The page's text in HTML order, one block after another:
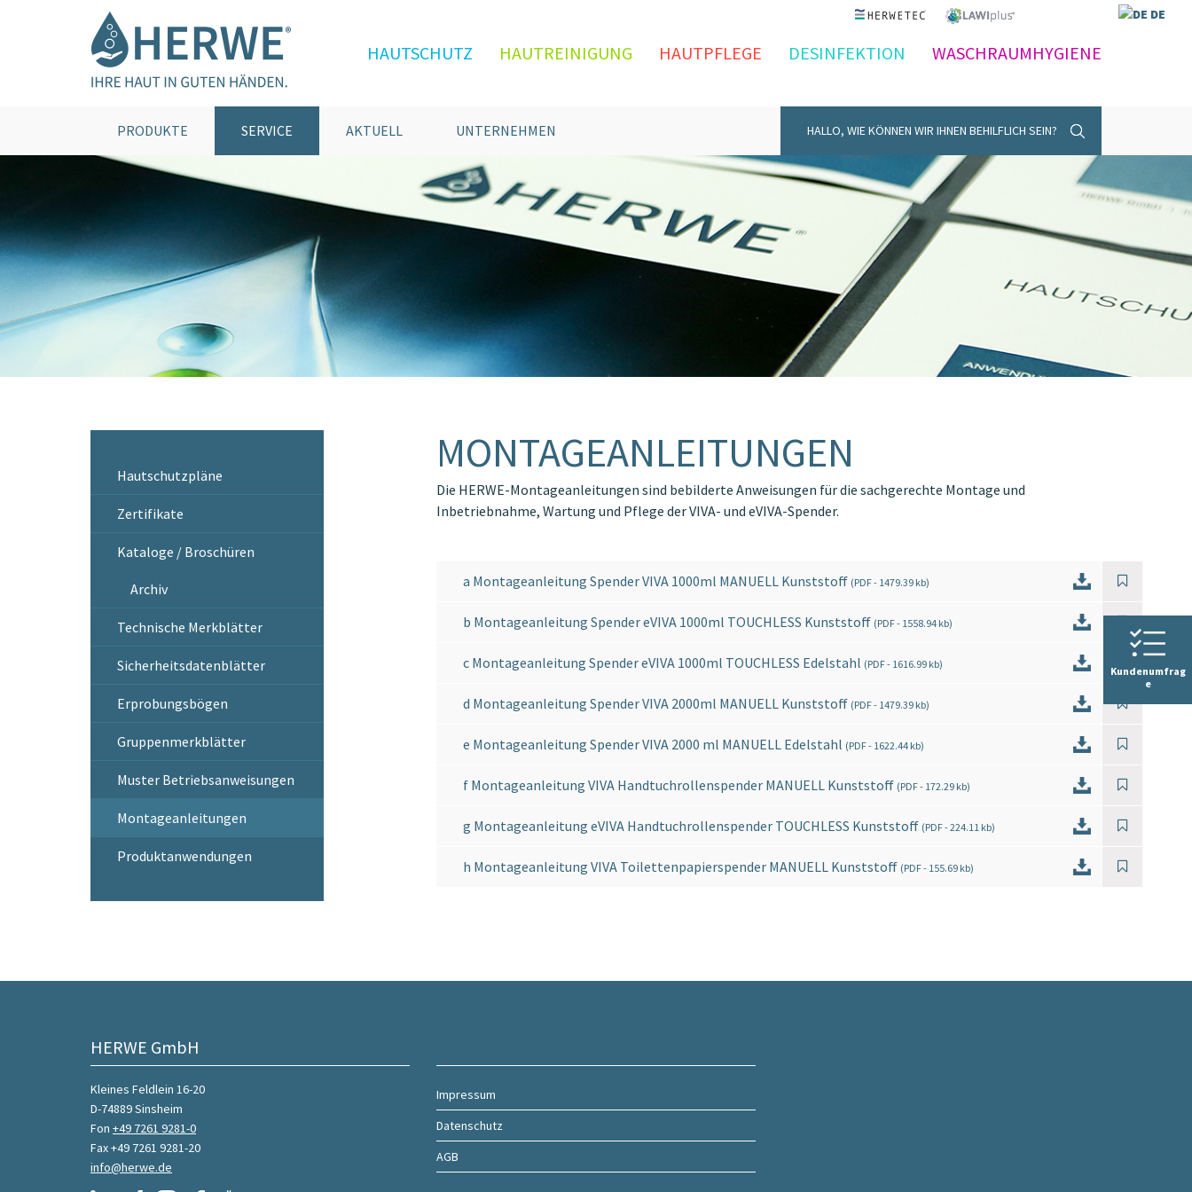
DE
HAUTSCHUTZ HAUTREINIGUNG HAUTPFLEGE DESINFEKTION WASCHRAUMHYGIENE
PRODUKTE SERVICE AKTUELL UNTERNEHMEN HALLO, WIE KÖNNEN WIR IHNEN BEHILFLICH SEIN?
Hautschutzpläne
Zertifikate
Kataloge / Broschüren
Archiv
Technische Merkblätter
Sicherheitsdatenblätter
Erprobungsbögen
Gruppenmerkblätter
Muster Betriebsanweisungen
Montageanleitungen
Produktanwendungen
MONTAGEANLEITUNGEN
Die HERWE-Montageanleitungen sind bebilderte Anweisungen für die sachgerechte Montage und
Inbetriebnahme, Wartung und Pflege der VIVA- und eVIVA-Spender.
a Montageanleitung Spender VIVA 1000ml MANUELL Kunststoff (PDF- 1479.39 kb)
b Montageanleitung Spender eVIVA 1000ml TOUCHLESS Kunststoff (PDF- 1558.94 kb)
c Montageanleitung Spender eVIVA 1000ml TOUCHLESS Edelstahl (PDF- 1616.99 kb)
d Montageanleitung Spender VIVA 2000ml MANUELL Kunststoff (PDF- 1479.39 kb)
e Montageanleitung Spender VIVA 2000 ml MANUELL Edelstahl (PDF- 1622.44 kb)
f Montageanleitung VIVA Handtuchrollenspender MANUELL Kunststoff (PDF- 172.29 kb)
g Montageanleitung eVIVA Handtuchrollenspender TOUCHLESS Kunststoff (PDF- 224.11 kb)
h Montageanleitung VIVA Toilettenpapierspender MANUELL Kunststoff (PDF- 155.69 kb)
Kundenumfrag
e
HERWE GmbH
Kleines Feldlein 16-20
D-74889 Sinsheim
Fon +49 7261 9281-0
Fax +49 7261 9281-20
info@herwe.de
Impressum
Datenschutz
AGB